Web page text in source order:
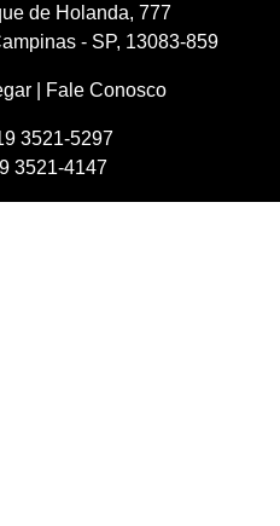
de Holanda, 777
- SP, 13083-859
Fale Conosco
3521-5297
3521-4147